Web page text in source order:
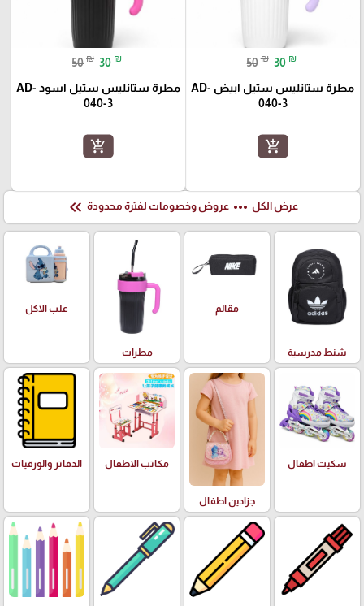
50 ₪ 30 ₪
مطرة ستانليس ستيل ابيض AD-
040-3
add_shopping_cart
50 ₪ 30 ₪
مطرة ستانليس ستيل اسود AD-
040-3
add_shopping_cart
عرض الكل more_horiz عروض وخصومات لفترة محدودة keyboard_double_arrow_left
شنط مدرسية
مقالم
مطرات
علب الاكل
سكيت اطفال
جزادين اطفال
مكاتب الاطفال الدفاتر والورقيات